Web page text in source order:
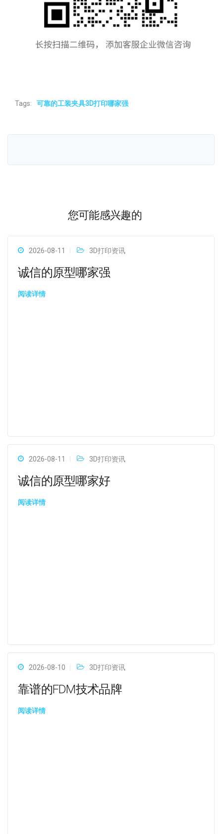
Tags: 可靠的工装夹具3D打印哪家强
您可能感兴趣的
2026-08-11 3D打印资讯
诚信的原型哪家强
阅读详情
2026-08-11 3D打印资讯
诚信的原型哪家好
阅读详情
2026-08-10 3D打印资讯
靠谱的FDM技术品牌
阅读详情